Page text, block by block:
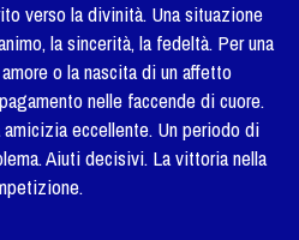
verso la divinità. Una situazione
la sincerità, la fedeltà. Per una
o la nascita di un affetto
nelle faccende di cuore.
amicizia eccellente. Un periodo di
Aiuti decisivi. La vittoria nella